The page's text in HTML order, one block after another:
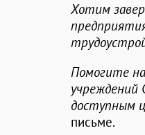
Хотим
Помогите
учреждений
доступным
письме.